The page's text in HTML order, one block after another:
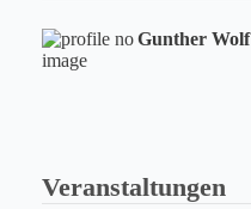
Gunther Wolf
Veranstaltungen